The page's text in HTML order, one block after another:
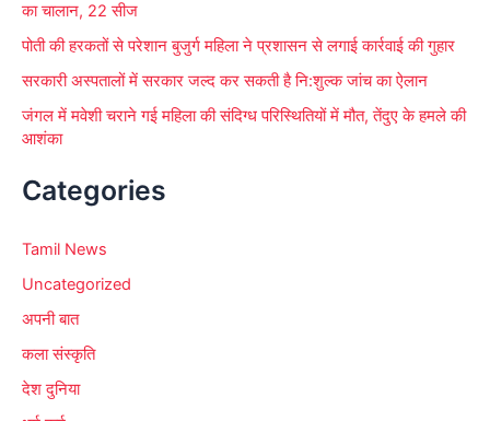
का चालान, 22 सीज
पोती की हरकतों से परेशान बुजुर्ग महिला ने प्रशासन से लगाई कार्रवाई की गुहार
सरकारी अस्पतालों में सरकार जल्द कर सकती है नि:शुल्क जांच का ऐलान
जंगल में मवेशी चराने गई महिला की संदिग्ध परिस्थितियों में मौत, तेंदुए के हमले की
आशंका
Categories
Tamil News
Uncategorized
अपनी बात
कला संस्कृति
देश दुनिया